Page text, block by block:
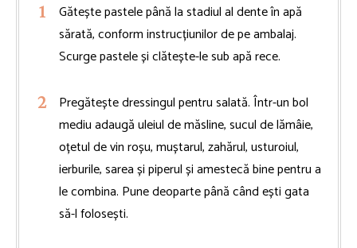
Gătește pastele până la stadiul al dente în apă
sărată, conform instrucțiunilor de pe ambalaj.
Scurge pastele și clătește-le sub apă rece.
Pregătește dressingul pentru salată. Într-un bol
mediu adaugă uleiul de măsline, sucul de lămâie,
oțetul de vin roșu, muștarul, zahărul, usturoiul,
ierburile, sarea și piperul și amestecă bine pentru a
le combina. Pune deoparte până când ești gata
să-l folosești.